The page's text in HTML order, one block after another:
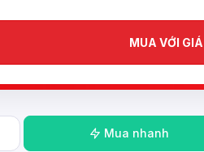
MUA VỚI GIÁ
Mua nhanh